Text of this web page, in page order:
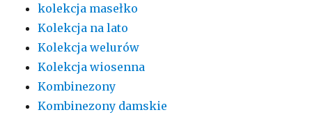
kolekcja masełko
Kolekcja na lato
Kolekcja welurów
Kolekcja wiosenna
Kombinezony
Kombinezony damskie